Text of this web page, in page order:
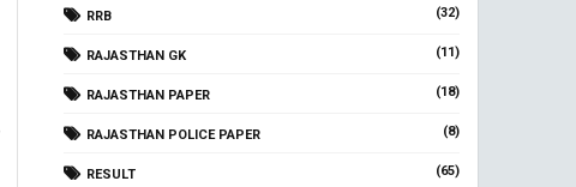
RRB (32)
RAJASTHAN GK (11)
RAJASTHAN PAPER (18)
RAJASTHAN POLICE PAPER (8)
RESULT (65)